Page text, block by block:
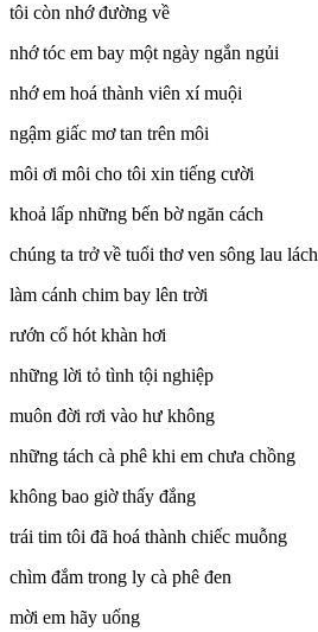
tôi còn nhớ đường về
nhớ tóc em bay một ngày ngắn ngủi
nhớ em hoá thành viên xí muội
ngậm giấc mơ tan trên môi
môi ơi môi cho tôi xin tiếng cười
khoả lấp những bến bờ ngăn cách
chúng ta trở về tuổi thơ ven sông lau lách
làm cánh chim bay lên trời
rướn cổ hót khàn hơi
những lời tỏ tình tội nghiệp
muôn đời rơi vào hư không
những tách cà phê khi em chưa chồng
không bao giờ thấy đắng
trái tim tôi đã hoá thành chiếc muỗng
chìm đắm trong ly cà phê đen
mời em hãy uống